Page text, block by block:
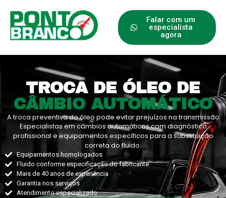
Falar com um
especialista
agora
TROCA DE ÓLEO DE
CÂMBIO AUTOMÁTICO
A troca preventiva do óleo pode evitar prejuízos na transmissão
Especialistas em câmbios automáticos com diagnóstico
profissional e equipamentos específicos para a substituição
correta do fluido.
Equipamentos homologados
Fluido conforme especificação do fabricante
Mais de 40 anos de experiência
Garantia nos serviços
Atendimento especializado